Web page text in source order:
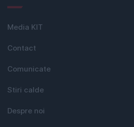
Media KIT
Contact
Comunicate
Stiri calde
Despre noi